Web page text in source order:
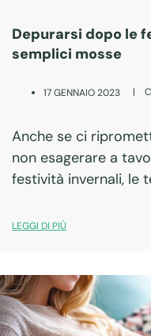
Depurarsi dopo le
semplici mosse
17 GENNAIO 2023 |
Anche se ci
non esagerare a
festività invernali, le
e la lontananza dalla
LEGGI DI PIÙ